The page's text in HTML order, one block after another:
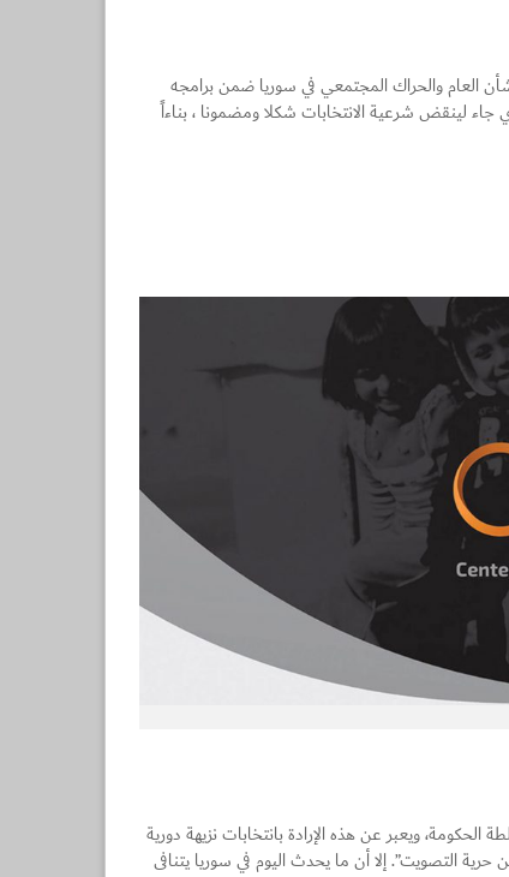
العام والحراك المجتمعي في سوريا ضمن برامجه
جاء لينقض شرعية الانتخابات شكلا ومضمونا ، بناءاً
سلطة الحكومة، ويعبر عن هذه الإرادة بانتخابات نزيهة دورية
التصويت”. إلا أن ما يحدث اليوم في سوريا يتنافى